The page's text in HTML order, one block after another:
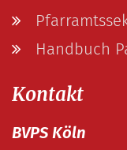
Handbuch
Kontakt
BVPS Köln